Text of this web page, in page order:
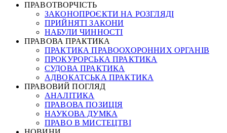
ПРАВОТВОРЧІСТЬ
ЗАКОНОПРОЄКТИ НА РОЗГЛЯДІ
ПРИЙНЯТІ ЗАКОНИ
НАБУЛИ ЧИННОСТІ
ПРАВОВА ПРАКТИКА
ПРАКТИКА ПРАВООХОРОННИХ ОРГАНІВ
ПРОКУРОРСЬКА ПРАКТИКА
СУДОВА ПРАКТИКА
АДВОКАТСЬКА ПРАКТИКА
ПРАВОВИЙ ПОГЛЯД
АНАЛІТИКА
ПРАВОВА ПОЗИЦІЯ
НАУКОВА ДУМКА
ПРАВО В МИСТЕЦТВІ